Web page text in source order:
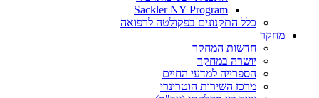
Sackler NY Program
כלל התקנונים בפקולטה לרפואה
מחקר
חדשות המחקר
יושרה במחקר
הספרייה למדעי החיים
מרכז השירות הוטרינרי